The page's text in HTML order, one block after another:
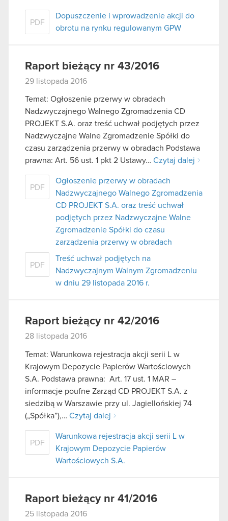
PDF
Dopuszczenie i wprowadzenie akcji do
obrotu na rynku regulowanym GPW
Raport bieżący nr 43/2016
29 listopada 2016
Temat: Ogłoszenie przerwy w obradach
Nadzwyczajnego Walnego Zgromadzenia CD
PROJEKT S.A. oraz treść uchwał podjętych przez
Nadzwyczajne Walne Zgromadzenie Spółki do
czasu zarządzenia przerwy w obradach Podstawa
prawna: Art. 56 ust. 1 pkt 2 Ustawy… Czytaj dalej
PDF
Ogłoszenie przerwy w obradach
Nadzwyczajnego Walnego Zgromadzenia
CD PROJEKT S.A. oraz treść uchwał
podjętych przez Nadzwyczajne Walne
Zgromadzenie Spółki do czasu
zarządzenia przerwy w obradach
PDF
Treść uchwał podjętych na
Nadzwyczajnym Walnym Zgromadzeniu
w dniu 29 listopada 2016 r.
Raport bieżący nr 42/2016
28 listopada 2016
Temat: Warunkowa rejestracja akcji serii L w
Krajowym Depozycie Papierów Wartościowych
S.A. Podstawa prawna: Art. 17 ust. 1 MAR –
informacje poufne Zarząd CD PROJEKT S.A. z
siedzibą w Warszawie przy ul. Jagiellońskiej 74
(„Spółka”),… Czytaj dalej
PDF
Warunkowa rejestracja akcji serii L w
Krajowym Depozycie Papierów
Wartościowych S.A.
Raport bieżący nr 41/2016
25 listopada 2016